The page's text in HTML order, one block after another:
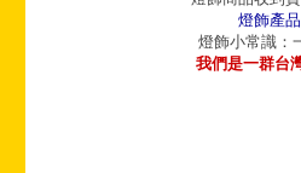
燈飾產
燈飾小常識：
我們是一群台